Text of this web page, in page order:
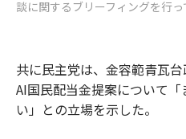
談に関するブリーフィングを行
共に民主党は、金容範青瓦
AI国民配当金提案について
い」との立場を示した。